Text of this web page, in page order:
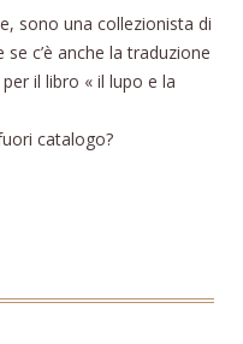
sono una collezionista di
c’è anche la traduzione
il libro « il lupo e la
catalogo?